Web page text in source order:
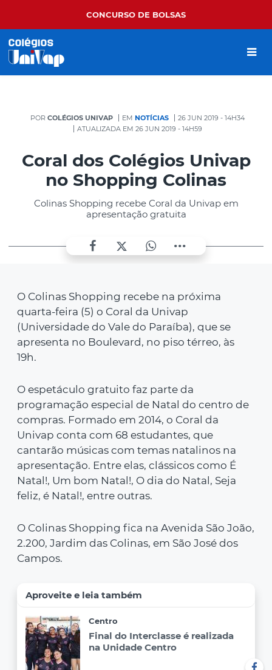
CONCURSO DE BOLSAS
POR COLÉGIOS UNIVAP EM NOTÍCIAS
26 JUN 2019 - 14H34
ATUALIZADA EM 26 JUN 2019 - 14H59
Coral dos Colégios Univap
no Shopping Colinas
Colinas Shopping recebe Coral da Univap em
apresentação gratuita
O Colinas Shopping recebe na próxima
quarta-feira (5) o Coral da Univap
(Universidade do Vale do Paraíba), que se
apresenta no Boulevard, no piso térreo, às
19h.
O espetáculo gratuito faz parte da
programação especial de Natal do centro de
compras. Formado em 2014, o Coral da
Univap conta com 68 estudantes, que
cantarão músicas com temas natalinos na
apresentação. Entre elas, clássicos como É
Natal!, Um bom Natal!, O dia do Natal, Seja
feliz, é Natal!, entre outras.
O Colinas Shopping fica na Avenida São João,
2.200, Jardim das Colinas, em São José dos
Campos.
Aproveite e leia também
Centro
Final do Interclasse é realizada
na Unidade Centro